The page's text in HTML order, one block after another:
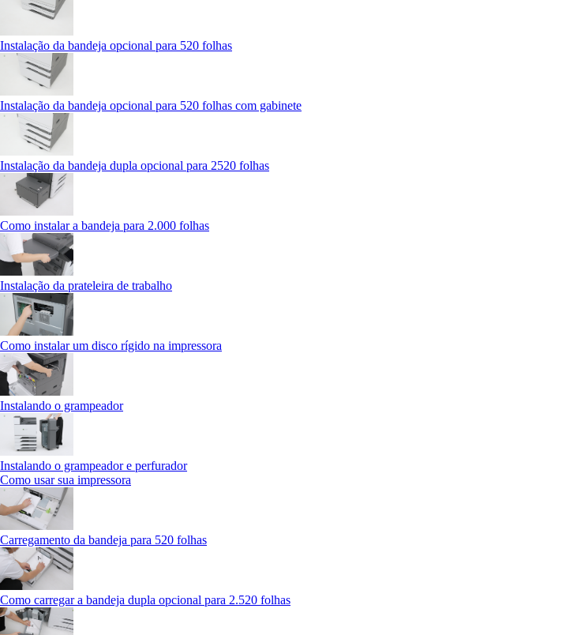
Instalação da bandeja opcional para 520 folhas
Instalação da bandeja opcional para 520 folhas com gabinete
Instalação da bandeja dupla opcional para 2520 folhas
Como instalar a bandeja para 2.000 folhas
Instalação da prateleira de trabalho
Como instalar um disco rígido na impressora
Instalando o grampeador
Instalando o grampeador e perfurador
Como usar sua impressora
Carregamento da bandeja para 520 folhas
Como carregar a bandeja dupla opcional para 2.520 folhas